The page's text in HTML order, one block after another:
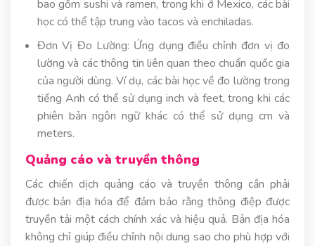
bao gồm sushi và ramen, trong khi ở Mexico, các bài
học có thể tập trung vào tacos và enchiladas.
Đơn Vị Đo Lường: Ứng dụng điều chỉnh đơn vị đo
lường và các thông tin liên quan theo chuẩn quốc gia
của người dùng. Ví dụ, các bài học về đo lường trong
tiếng Anh có thể sử dụng inch và feet, trong khi các
phiên bản ngôn ngữ khác có thể sử dụng cm và
meters.
Quảng cáo và truyền thông
Các chiến dịch quảng cáo và truyền thông cần phải
được bản địa hóa để đảm bảo rằng thông điệp được
truyền tải một cách chính xác và hiệu quả. Bản địa hóa
không chỉ giúp điều chỉnh nội dung sao cho phù hợp với